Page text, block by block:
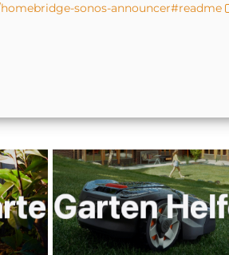
sonos-announcer#readme